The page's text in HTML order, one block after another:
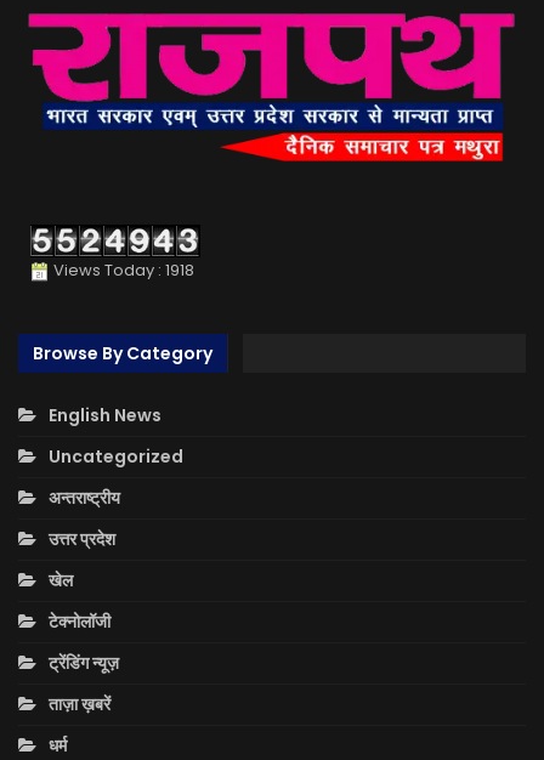
Views Today : 1918
Browse By Category
English News
Uncategorized
अन्तराष्ट्रीय
उत्तर प्रदेश
खेल
टेक्नोलॉजी
ट्रेंडिंग न्यूज़
ताज़ा ख़बरें
धर्म